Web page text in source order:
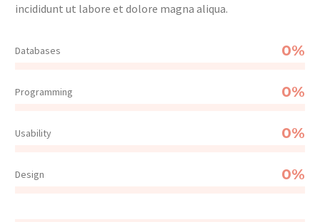
incididunt ut labore et dolore magna aliqua.
Databases 0%
Programming 0%
Usability 0%
Design 0%